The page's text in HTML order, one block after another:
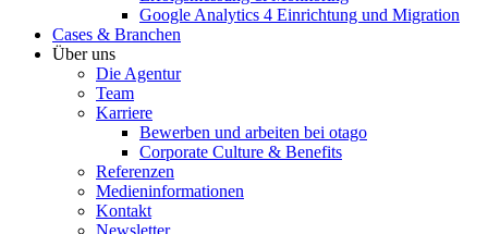
Google Analytics 4 Einrichtung und Migration
Cases & Branchen
Über uns
Die Agentur
Team
Karriere
Bewerben und arbeiten bei otago
Corporate Culture & Benefits
Referenzen
Medieninformationen
Kontakt
Newsletter